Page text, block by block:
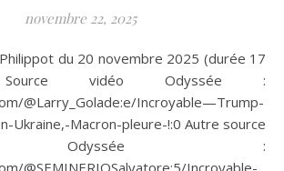
novembre 22, 2025
vidéo Odyssée :
@Larry_Golade:e/Incroyable—Trump-
Ukraine,-Macron-pleure-!:0 Autre source
Odyssée :